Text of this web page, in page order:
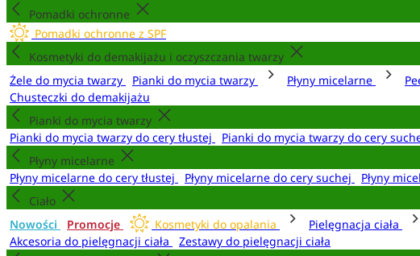
Pomadki ochronne
Pomadki ochronne z SPF
Kosmetyki do demakijażu i oczyszczania twarzy
Żele do mycia twarzy
Pianki do mycia twarzy Płyny micelarne
Chusteczki do demakijażu
Pianki do mycia twarzy
Pianki do mycia twarzy do cery tłustej
Pianki do mycia twarzy do cery
Płyny micelarne
Płyny micelarne do cery tłustej
Płyny micelarne do cery suchej
Płyny
Ciało
Nowości
Promocje Kosmetyki do opalania Pielęgnacja ciała
Akcesoria do pielęgnacji ciała
Zestawy do pielęgnacji ciała